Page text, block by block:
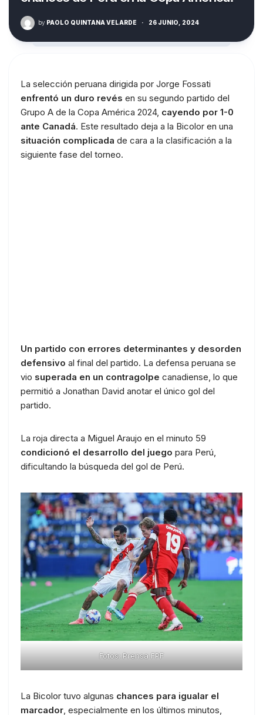
by PAOLO QUINTANA VELARDE · 26 JUNIO, 2024
La selección peruana dirigida por Jorge Fossati
enfrentó un duro revés en su segundo partido del
Grupo A de la Copa América 2024, cayendo por 1-0
ante Canadá. Este resultado deja a la Bicolor en una
situación complicada de cara a la clasificación a la
siguiente fase del torneo.
Un partido con errores determinantes y desorden
defensivo al final del partido. La defensa peruana se
vio superada en un contragolpe canadiense, lo que
permitió a Jonathan David anotar el único gol del
partido.
La roja directa a Miguel Araujo en el minuto 59
condicionó el desarrollo del juego para Perú,
dificultando la búsqueda del gol de Perú.
Fotos: Prensa FPF
La Bicolor tuvo algunas chances para igualar el
marcador, especialmente en los últimos minutos,